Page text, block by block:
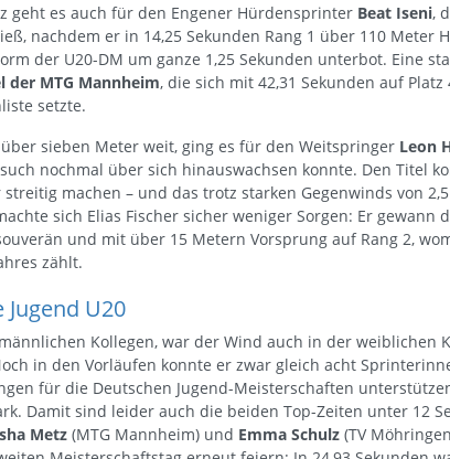
geht es auch für den Engener Hürdensprinter Beat Iseni,
nachdem er in 14,25 Sekunden Rang 1 über 110 Meter
der U20-DM um ganze 1,25 Sekunden unterbot. Eine
der MTG Mannheim, die sich mit 42,31 Sekunden auf
setzte.
sieben Meter weit, ging es für den Weitspringer Leon
nochmal über sich hinauswachsen konnte. Den Titel
machen – und das trotz starken Gegenwinds von
sich Elias Fischer sicher weniger Sorgen: Er gewann
und mit über 15 Metern Vorsprung auf Rang 2,
zählt.
U20
Kollegen, war der Wind auch in der weiblichen
in den Vorläufen konnte er zwar gleich acht
für die Deutschen Jugend-Meisterschaften
Damit sind leider auch die beiden Top-Zeiten unter 12
Metz (MTG Mannheim) und Emma Schulz (TV